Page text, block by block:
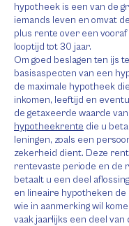
hypotheek is een van de
iemands leven en omvat
plus rente over een
looptijd tot 30 jaar.
Om goed beslagen ten ijs
basisaspecten van een
de maximale hypotheek
inkomen, leeftijd en
de getaxeerde waarde
hypotheekrente die u
leningen, zoals een
zekerheid dient. Deze
rentevaste periode en de
betaalt u een deel
en lineaire hypotheken
wie in aanmerking wil
vaak jaarlijks een deel van